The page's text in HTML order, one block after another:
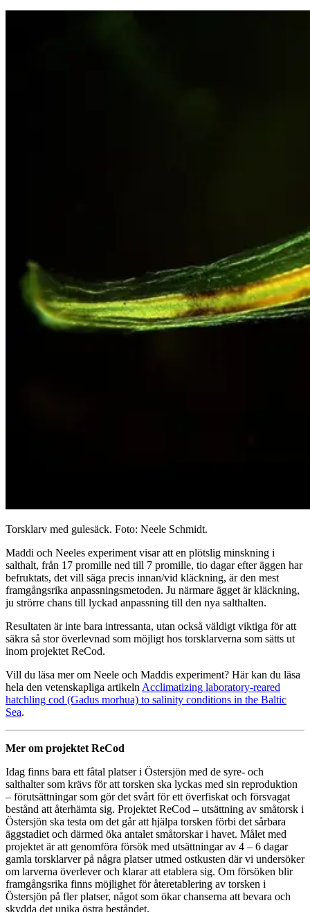
Torsklarv med gulesäck. Foto: Neele Schmidt.
Maddi och Neeles experiment visar att en plötslig minskning i
salthalt, från 17 promille ned till 7 promille, tio dagar efter äggen har
befruktats, det vill säga precis innan/vid kläckning, är den mest
framgångsrika anpassningsmetoden. Ju närmare ägget är kläckning,
ju strörre chans till lyckad anpassning till den nya salthalten.
Resultaten är inte bara intressanta, utan också väldigt viktiga för att
säkra så stor överlevnad som möjligt hos torsklarverna som sätts ut
inom projektet ReCod.
Vill du läsa mer om Neele och Maddis experiment? Här kan du läsa
hela den vetenskapliga artikeln Acclimatizing laboratory-reared
hatchling cod (Gadus morhua) to salinity conditions in the Baltic
Sea.
Mer om projektet ReCod
Idag finns bara ett fåtal platser i Östersjön med de syre- och
salthalter som krävs för att torsken ska lyckas med sin reproduktion
– förutsättningar som gör det svårt för ett överfiskat och försvagat
bestånd att återhämta sig. Projektet ReCod – utsättning av småtorsk i
Östersjön ska testa om det går att hjälpa torsken förbi det sårbara
äggstadiet och därmed öka antalet småtorskar i havet. Målet med
projektet är att genomföra försök med utsättningar av 4 – 6 dagar
gamla torsklarver på några platser utmed ostkusten där vi undersöker
om larverna överlever och klarar att etablera sig. Om försöken blir
framgångsrika finns möjlighet för återetablering av torsken i
Östersjön på fler platser, något som ökar chanserna att bevara och
skydda det unika östra beståndet.